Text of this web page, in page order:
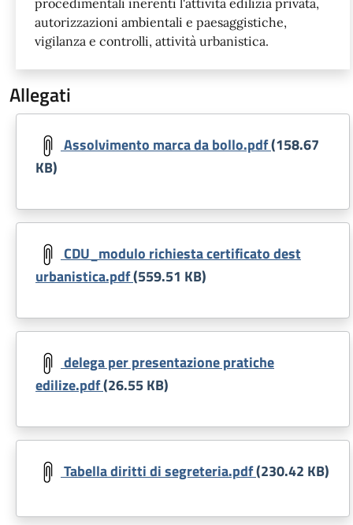
autorizzazioni ambientali e paesaggistiche,
vigilanza e controlli, attività urbanistica.
Allegati
Document
Assolvimento marca da bollo.pdf(158.67
KB)
Document
CDU_modulo richiesta certificato dest
urbanistica.pdf(559.51 KB)
Document
delega per presentazione pratiche
edilize.pdf(26.55 KB)
Document
Tabella diritti di segreteria.pdf(230.42 KB)